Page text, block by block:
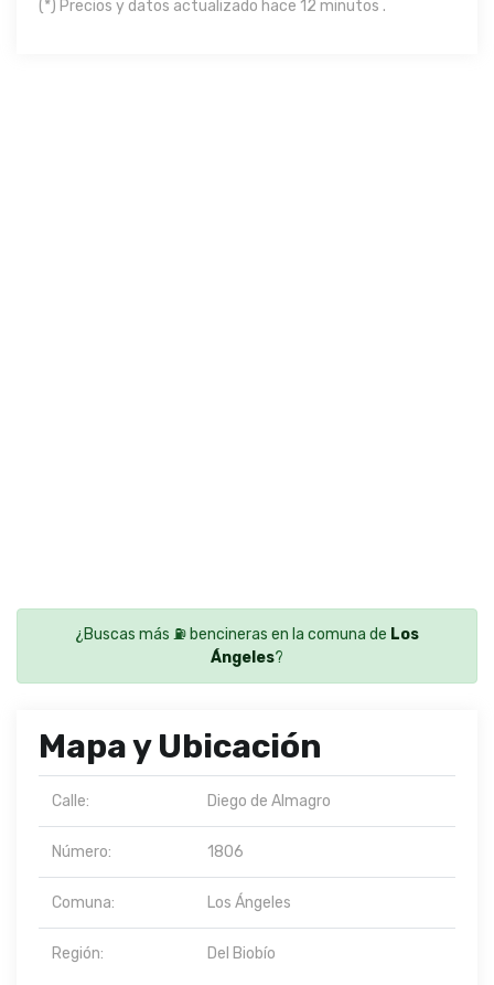
(*) Precios y datos actualizado hace 12 minutos .
¿Buscas más ⛽ bencineras en la comuna de Los
Ángeles?
Mapa y Ubicación
Calle: Diego de Almagro
Número: 1806
Comuna: Los Ángeles
Región: Del Biobío